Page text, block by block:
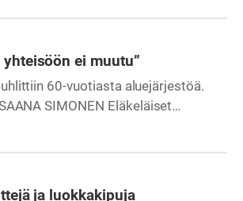
yhteisöön ei muutu”
60-vuotiasta aluejärjestöä.
SIMONEN Eläkeläiset…
ja luokkakipuja